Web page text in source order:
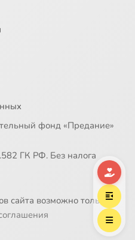
фонд «Предание»
ГК РФ. Без налога
сайта возможно только в